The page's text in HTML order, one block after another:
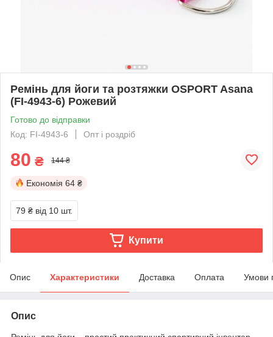
Ремінь для йоги та розтяжки OSPORT Asana
(FI-4943-6) Рожевий
Готово до відправки
Код: FI-4943-6
Опт і роздріб
80 ₴ 144 ₴
Економія 64 ₴
79 ₴ від 10 шт.
Купити
Опис Характеристики Доставка Оплата Умови
Опис